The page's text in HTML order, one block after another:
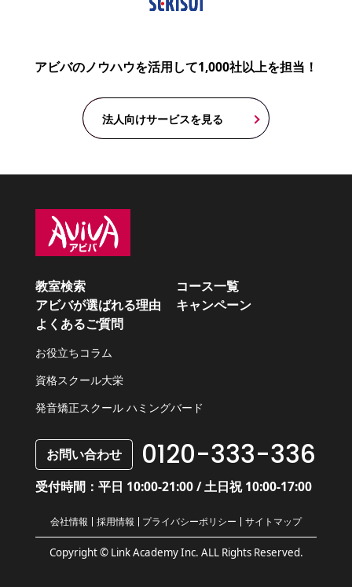
アビバのノウハウを活用して1,000社以上を担当！
法人向けサービスを見る
教室検索
コース一覧
アビバが選ばれる理由
キャンペーン
よくあるご質問
お役立ちコラム
資格スクール大栄
発音矯正スクール ハミングバード
お問い合わせ 0120-333-336
受付時間：平日 10:00-21:00 / 土日祝 10:00-17:00
Copyright © Link Academy Inc. ALL Rights Reserved.
会社情報 採用情報 プライバシーポリシー サイトマップ